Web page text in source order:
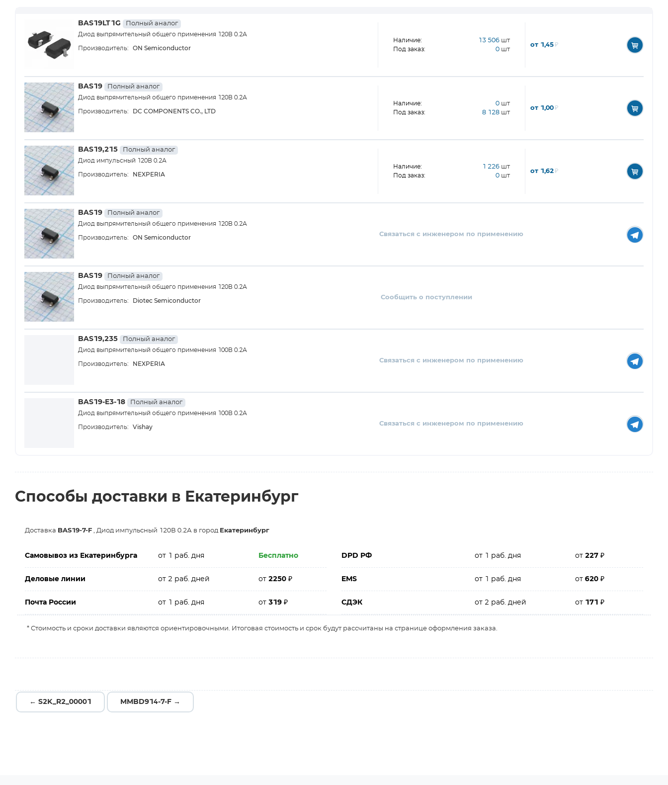
BAS19LT1G Полный аналог
Диод выпрямительный общего применения 120В 0.2А
Производитель: ON Semiconductor
Наличие: 13 506 шт
Под заказ: 0 шт
от 1,45₽
BAS19 Полный аналог
Диод выпрямительный общего применения 120В 0.2А
Производитель: DC COMPONENTS CO., LTD
Наличие: 0 шт
Под заказ: 8 128 шт
от 1,00₽
BAS19,215 Полный аналог
Диод импульсный 120В 0.2А
Производитель: NEXPERIA
Наличие: 1 226 шт
Под заказ: 0 шт
от 1,62₽
BAS19 Полный аналог
Диод выпрямительный общего применения 120В 0.2А
Производитель: ON Semiconductor Связаться с инженером по применению
BAS19 Полный аналог
Диод выпрямительный общего применения 120В 0.2А
Производитель: Diotec Semiconductor Сообщить о поступлении
BAS19,235 Полный аналог
Диод выпрямительный общего применения 100В 0.2А
Производитель: NEXPERIA Связаться с инженером по применению
BAS19-E3-18 Полный аналог
Диод выпрямительный общего применения 100В 0.2А
Производитель: Vishay Связаться с инженером по применению
Способы доставки в Екатеринбург
Доставка BAS19-7-F , Диод импульсный 120В 0.2А в город Екатеринбург
Самовывоз из Екатеринбурга от 1 раб. дня Бесплатно DPD РФ от 1 раб. дня от227₽
Деловые линии от 2 раб. дней от2250₽ EMS от 1 раб. дня от620₽
Почта России от 1 раб. дня от319₽ СДЭК от 2 раб. дней от 171₽
* Стоимость и сроки доставки являются ориентировочными. Итоговая стоимость и срок будут рассчитаны на странице оформления заказа.
← S2K_R2_00001 MMBD914-7-F →